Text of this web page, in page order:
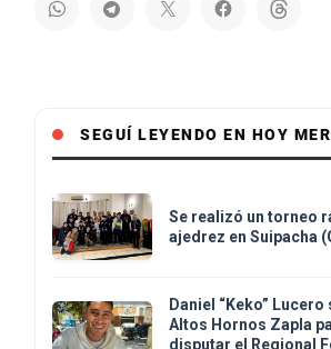
SEGUÍ LEYENDO EN HOY
Se realizó un torneo
ajedrez en Suipacha
Daniel “Keko” Lucero
Altos Hornos Zapla
disputar el Regional